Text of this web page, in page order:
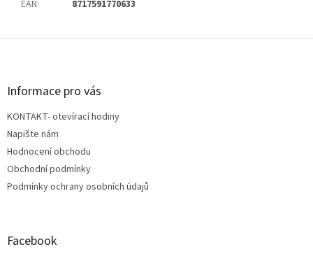
EAN: 8717591770633
Z
Informace pro vás
KONTAKT- otevírací hodiny
Napište nám
Hodnocení obchodu
Obchodní podmínky
Podmínky ochrany osobních údajů
Facebook